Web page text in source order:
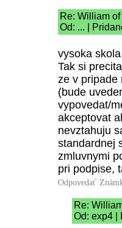
Re: William
Od: ... |
vysoka
Tak si
ze v pripade
(bude
vypovedat/
akceptovat
nevztahuju
standardnej
zmluvnymi
pri podpise,
Odpovedať
Re:
Od: exp4 |